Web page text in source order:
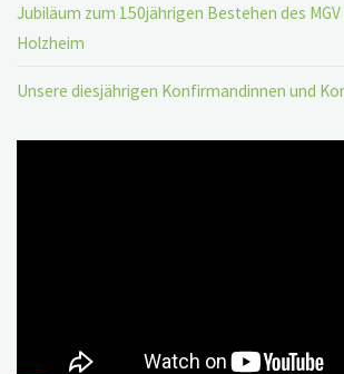
Jubiläum zum 150jährigen Bestehen des MGV
Holzheim
Unsere diesjährigen Konfirmandinnen und